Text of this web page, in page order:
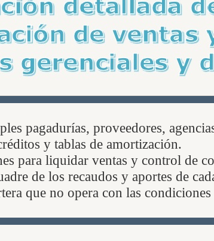
pagadurías, proveedores,
y tablas de amortización.
para liquidar ventas y control de
de los recaudos y aportes de
que no opera con las